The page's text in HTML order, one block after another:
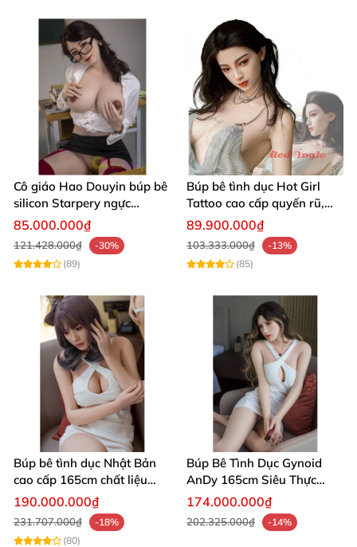
Cô giáo Hao Douyin búp bê
silicon Starpery ngực
khủng, siêu thực, cao cấp
85.000.000₫
121.428.000₫
-30%
(89)
Búp bê tình dục Hot Girl
Tattoo cao cấp quyến rũ,
cực nóng
89.900.000₫
103.333.000₫
-13%
(85)
Búp bê tình dục Nhật Bản
cao cấp 165cm chất liệu
thật như người - Nayuki
190.000.000₫
231.707.000₫
-18%
(80)
Búp Bê Tình Dục Gynoid
AnDy 165cm Siêu Thực
99% Mới 2025 Giá Tốt
174.000.000₫
202.325.000₫ -14%